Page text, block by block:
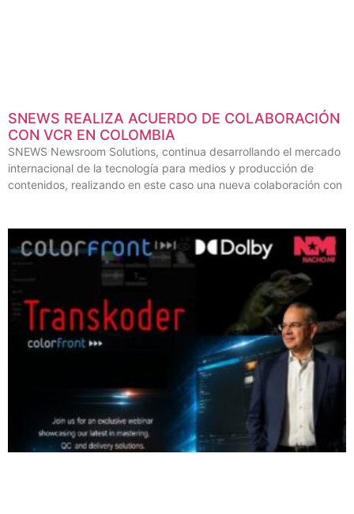
SNEWS REALIZA ACUERDO DE COLABORACIÓN
CON VCR EN COLOMBIA
SNEWS Newsroom Solutions, continua desarrollando el mercado
internacional de la tecnología para medios y producción de
contenidos, realizando en este caso una nueva colaboración con